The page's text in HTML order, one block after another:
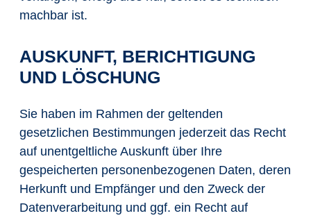
machbar ist.
AUSKUNFT, BERICHTIGUNG
UND LÖSCHUNG
Sie haben im Rahmen der geltenden
gesetzlichen Bestimmungen jederzeit das Recht
auf unentgeltliche Auskunft über Ihre
gespeicherten personenbezogenen Daten, deren
Herkunft und Empfänger und den Zweck der
Datenverarbeitung und ggf. ein Recht auf